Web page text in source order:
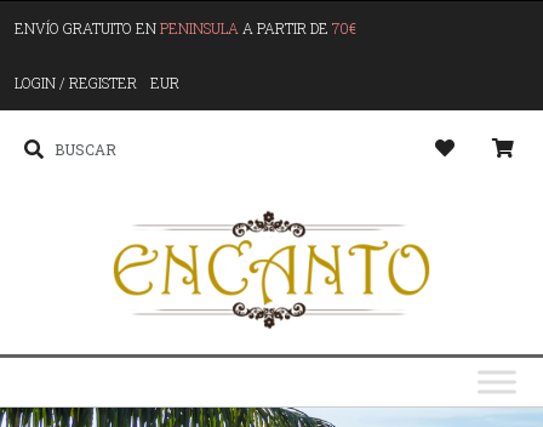
ENVÍO GRATUITO ENPENINSULA A PARTIR DE 70€
LOGIN / REGISTER EUR